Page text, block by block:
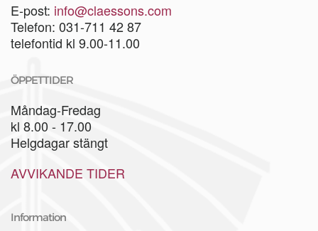
E-post: info@claessons.com
Telefon: 031-711 42 87
telefontid kl 9.00-11.00
ÖPPETTIDER
Måndag-Fredag
kl 8.00 - 17.00
Helgdagar stängt
AVVIKANDE TIDER
Information